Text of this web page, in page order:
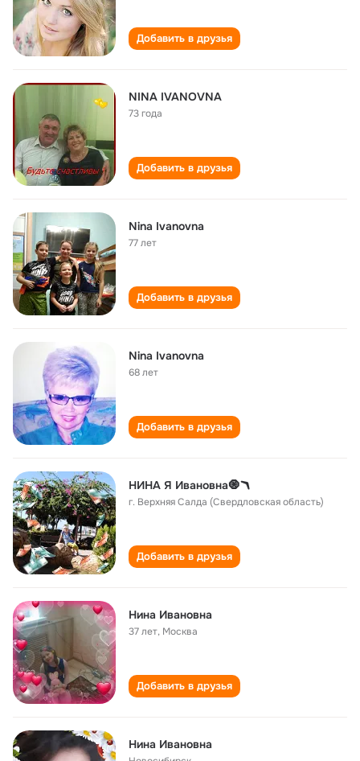
Добавить в друзья
NINA IVANOVNA
73 года
Добавить в друзья
Nina Ivanovna
77 лет
Добавить в друзья
Nina Ivanovna
68 лет
Добавить в друзья
НИНА Я Ивановна🧿🪃
г. Верхняя Салда (Свердловская область)
Добавить в друзья
Нина Ивановна
37 лет, Москва
Добавить в друзья
Нина Ивановна